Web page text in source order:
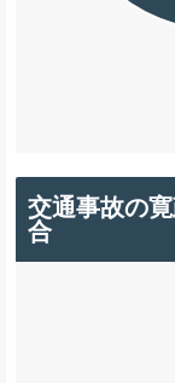
交通事故の
合